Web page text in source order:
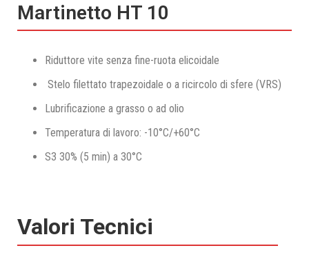
Martinetto HT 10
Riduttore vite senza fine-ruota elicoidale
Stelo filettato trapezoidale o a ricircolo di sfere (VRS)
Lubrificazione a grasso o ad olio
Temperatura di lavoro: -10°C/+60°C
S3 30% (5 min) a 30°C
Valori Tecnici